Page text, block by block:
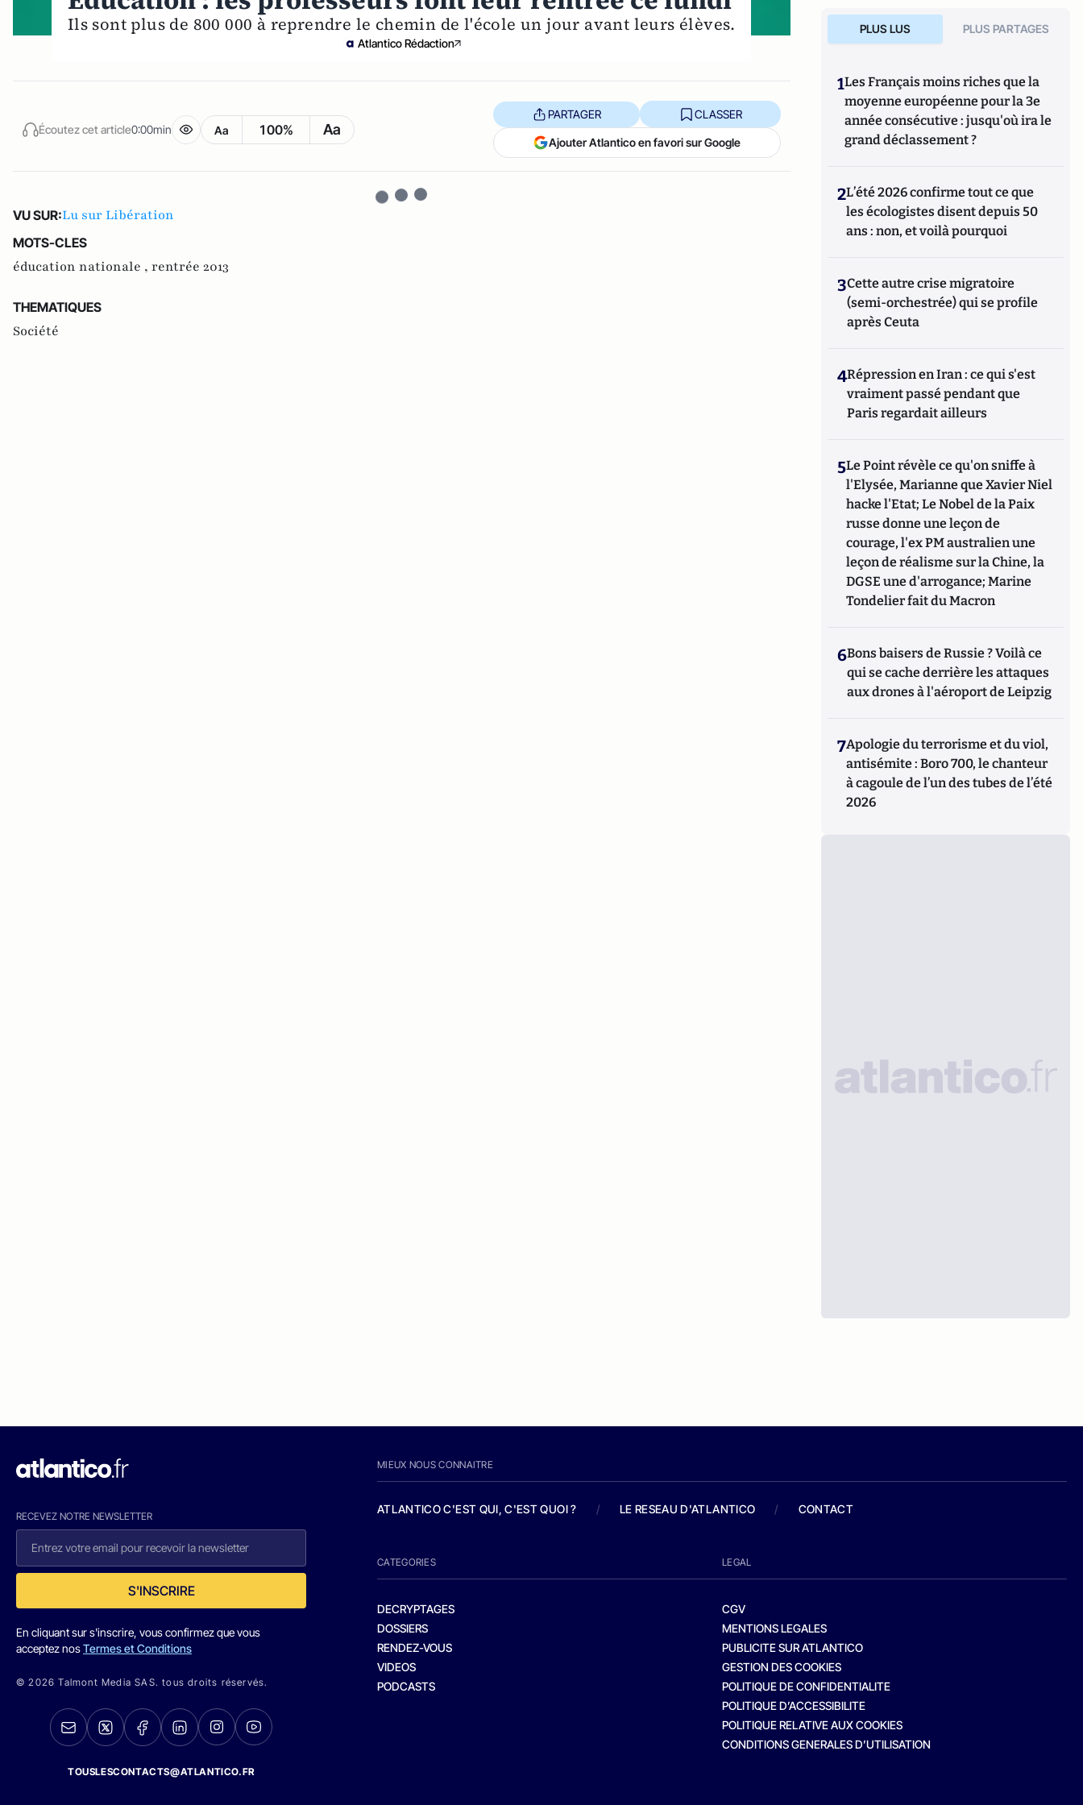
Ils sont plus de 800 000 à reprendre le chemin de l'école un jour avant leurs élèves.
Atlantico Rédaction
Écoutez cet article0:00min Aa 100% Aa
PARTAGER CLASSER
Ajouter Atlantico en favori sur Google
VU SUR:Lu sur Libération
MOTS-CLES
éducation nationale , rentrée 2013
THEMATIQUES
Société
PLUS LUS PLUS PARTAGES
1Les Français moins riches que la
moyenne européenne pour la 3e
année consécutive : jusqu'où ira le
grand déclassement ?
2L’été 2026 confirme tout ce que
les écologistes disent depuis 50
ans : non, et voilà pourquoi
3Cette autre crise migratoire
(semi-orchestrée) qui se profile
après Ceuta
4Répression en Iran : ce qui s'est
vraiment passé pendant que
Paris regardait ailleurs
5Le Point révèle ce qu'on sniffe à
l'Elysée, Marianne que Xavier Niel
hacke l'Etat; Le Nobel de la Paix
russe donne une leçon de
courage, l'ex PM australien une
leçon de réalisme sur la Chine, la
DGSE une d'arrogance; Marine
Tondelier fait du Macron
6Bons baisers de Russie ? Voilà ce
qui se cache derrière les attaques
aux drones à l'aéroport de Leipzig
7Apologie du terrorisme et du viol,
antisémite : Boro 700, le chanteur
à cagoule de l’un des tubes de l’été
2026
RECEVEZ NOTRE NEWSLETTER
S'INSCRIRE
En cliquant sur s'inscrire, vous confirmez que vous
acceptez nosTermes et Conditions
© 2026 Talmont Media SAS. tous droits réservés.
TOUSLESCONTACTS@ATLANTICO.FR
MIEUX NOUS CONNAITRE
ATLANTICO C'EST QUI, C'EST QUOI ? / LE RESEAU D'ATLANTICO / CONTACT
CATEGORIES
DECRYPTAGES
DOSSIERS
RENDEZ-VOUS
VIDEOS
PODCASTS
LEGAL
CGV
MENTIONS LEGALES
PUBLICITE SUR ATLANTICO
GESTION DES COOKIES
POLITIQUE DE CONFIDENTIALITE
POLITIQUE D’ACCESSIBILITE
POLITIQUE RELATIVE AUX COOKIES
CONDITIONS GENERALES D’UTILISATION